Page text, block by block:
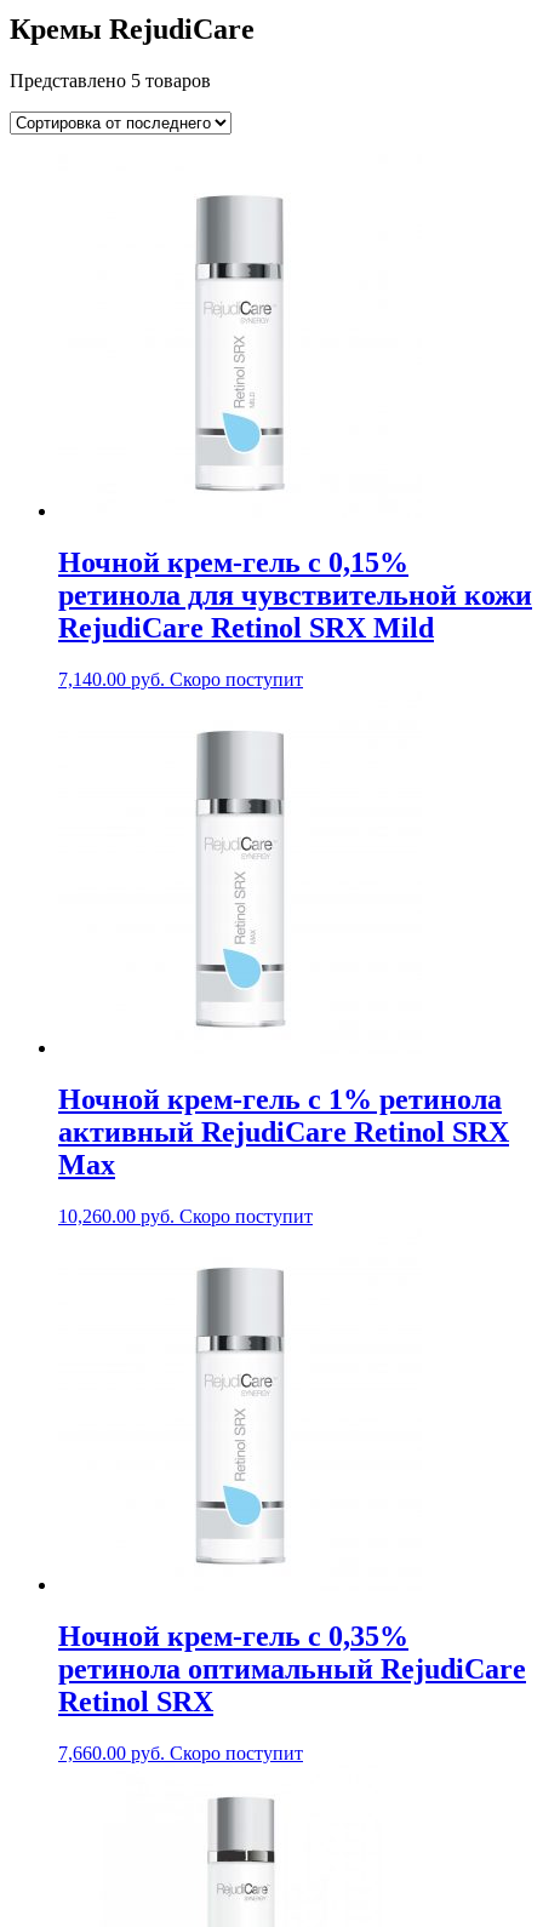
Кремы RejudiCare
Представлено 5 товаров
Ночной крем-гель с 0,15%
ретинола для чувствительной кожи
RejudiCare Retinol SRX Mild
7,140.00 руб. Скоро поступит
Ночной крем-гель с 1% ретинола
активный RejudiCare Retinol SRX
Max
10,260.00 руб. Скоро поступит
Ночной крем-гель с 0,35%
ретинола оптимальный RejudiCare
Retinol SRX
7,660.00 руб. Скоро поступит